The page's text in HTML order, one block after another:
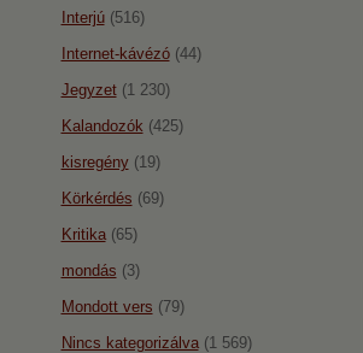
Interjú(516)
Internet-kávézó(44)
Jegyzet(1 230)
Kalandozók (425)
kisregény(19)
Körkérdés (69)
Kritika(65)
mondás (3)
Mondott vers (79)
Nincs kategorizálva(1 569)